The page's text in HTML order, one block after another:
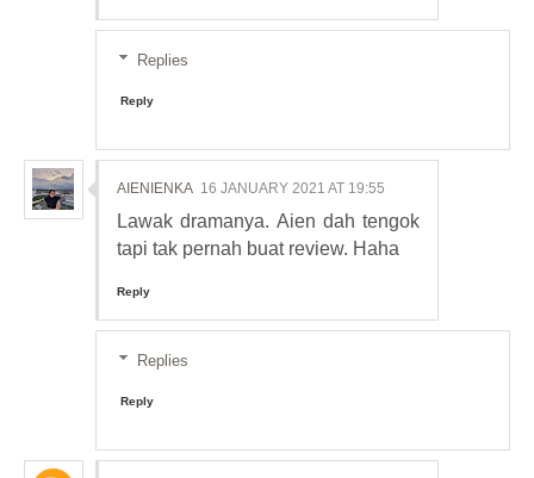
Replies
Reply
AIENIENKA 16 JANUARY 2021 AT 19:55
Lawak dramanya. Aien dah tengok
tapi tak pernah buat review. Haha
Reply
Replies
Reply